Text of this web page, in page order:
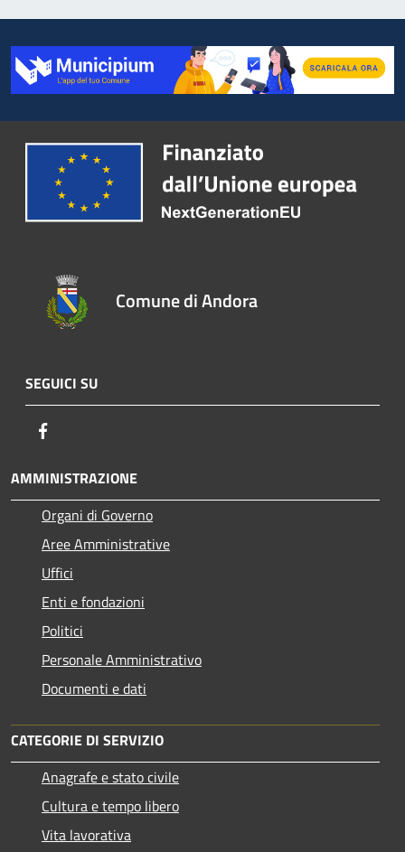
Comune di Andora
SEGUICI SU
AMMINISTRAZIONE
Organi di Governo
Aree Amministrative
Uffici
Enti e fondazioni
Politici
Personale Amministrativo
Documenti e dati
CATEGORIE DI SERVIZIO
Anagrafe e stato civile
Cultura e tempo libero
Vita lavorativa